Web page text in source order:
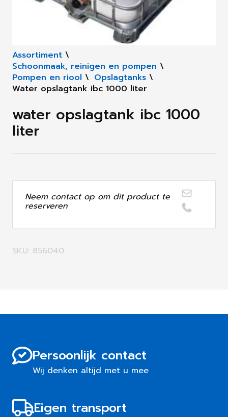
Assortiment \
Schoonmaak, reinigen en pompen \
Pompen en riool \ Opslagtanks \
Water opslagtank ibc 1000 liter
water opslagtank ibc 1000
liter
Neem contact op om dit product te
reserveren
SKU: 856040
Persoonlijk contact
Wij denken altijd met u mee
Eigen transport